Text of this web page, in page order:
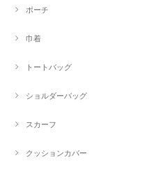
ポーチ
巾着
トートバッグ
ショルダーバッグ
スカーフ
クッションカバー